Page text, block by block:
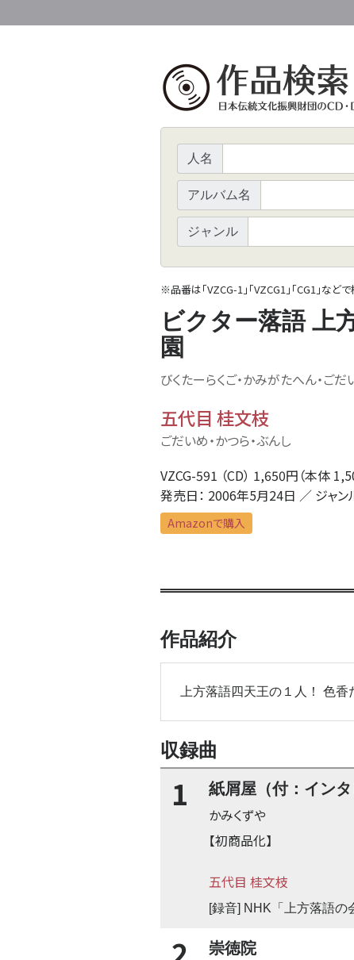
人名
アルバム名
ジャンル
※品番は「VZCG-1」「VZCG1」「CG1」など
ビクター落語 上
園
びくたーらくご・かみがたへん・ご
五代目 桂文枝
ごだいめ・かつら・ぶんし
VZCG-591 （CD） 1,650円（本体
発売日： 2006年5月24日 ／ ジャン
Amazonで購入
作品紹介
上方落語四天王の１人！ 色
収録曲
1 紙屑屋（付：インタ
かみくずや
【初商品化】
五代目 桂文枝
[録音] NHK「上方落語
崇徳院